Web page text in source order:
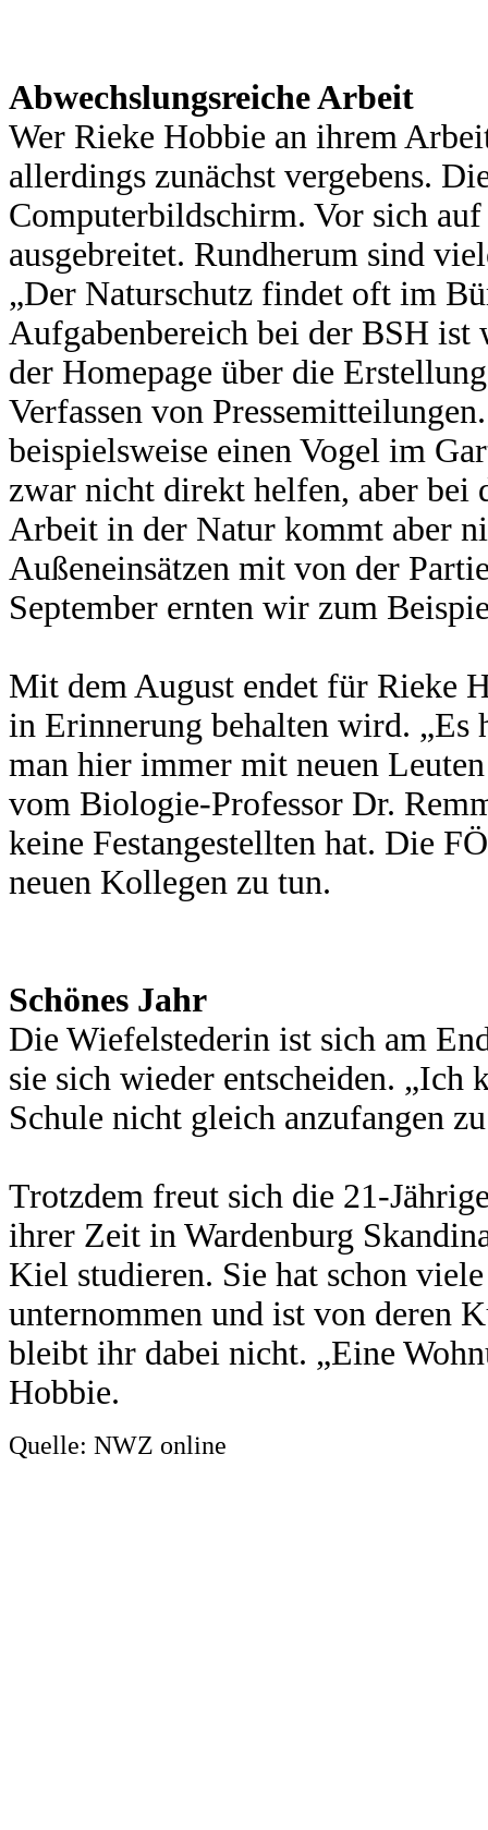
Abwechslungsreiche Arbeit
Wer Rieke Hobbie an ihrem
allerdings zunächst vergebens.
Computerbildschirm. Vor sich
ausgebreitet. Rundherum sind
„Der Naturschutz findet oft im
Aufgabenbereich bei der BSH
der Homepage über die
Verfassen von
beispielsweise einen Vogel im
zwar nicht direkt helfen, aber bei
Arbeit in der Natur kommt aber
Außeneinsätzen mit von der
September ernten wir zum
Mit dem August endet für Rieke
in Erinnerung behalten wird. „Es
man hier immer mit neuen
vom Biologie-Professor Dr.
keine Festangestellten hat. Die
neuen Kollegen zu tun.
Schönes Jahr
Die Wiefelstederin ist sich am
sie sich wieder entscheiden. „Ich
Schule nicht gleich anzufangen
Trotzdem freut sich die 21-
ihrer Zeit in Wardenburg
Kiel studieren. Sie hat schon
unternommen und ist von deren
bleibt ihr dabei nicht. „Eine
Hobbie.
Quelle: NWZ online